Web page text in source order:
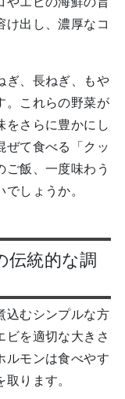
け出し、濃厚なコ
ぎ、長ねぎ、もや
。これらの野菜が
をさらに豊かにし
ぜて食べる「クッ
飯、一度味わう
しょうか。
伝統的な調
込むシンプルな方
ビを適切な大きさ
ルモンは食べやす
ります。